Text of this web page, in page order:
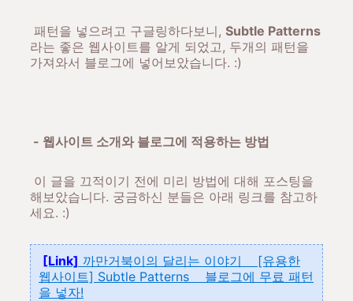
패턴을 넣으려고 구글링하다보니, Subtle Patterns
라는 좋은 웹사이트를 알게 되었고, 두개의 패턴을
가져와서 블로그에 넣어보았습니다. :)
- 웹사이트 소개와 블로그에 적용하는 방법
이 글을 끄적이기 전에 미리 방법에 대해 포스팅을
해보았습니다. 궁금하신 분들은 아래 링크를 참고하
세요. :)
[Link] 까만거북이의 달리는 이야기 [유용한
웹사이트] Subtle Patterns 블로그에 무료 패턴
을 넣자!